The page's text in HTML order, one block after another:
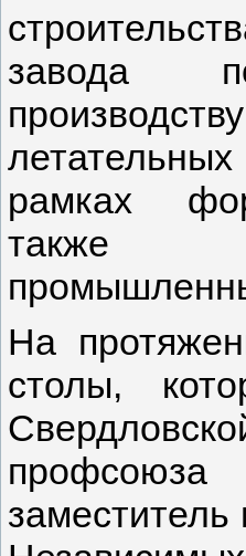
завода
рамках
также
На
столы,
профсоюза